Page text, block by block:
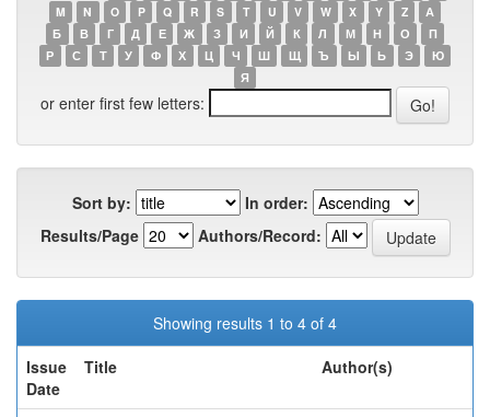
M
N O P Q R S T U V W X Y Z
А
Б
В Г Д Е Ж З И Й К Л М Н О
П
Р
С Т У Ф Х Ц Ч Ш Щ Ъ Ы Ь Э
Ю
Я
or enter first few letters:
Sort by:
In order:
Results/Page
Authors/Record:
Showing results 1 to 4 of 4
Issue
Date
Title Author(s)